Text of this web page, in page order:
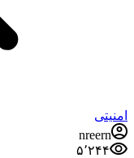
امنیتی
nreern
۵٬۲۴۴